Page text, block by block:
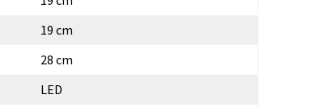
19 cm
28 cm
LED